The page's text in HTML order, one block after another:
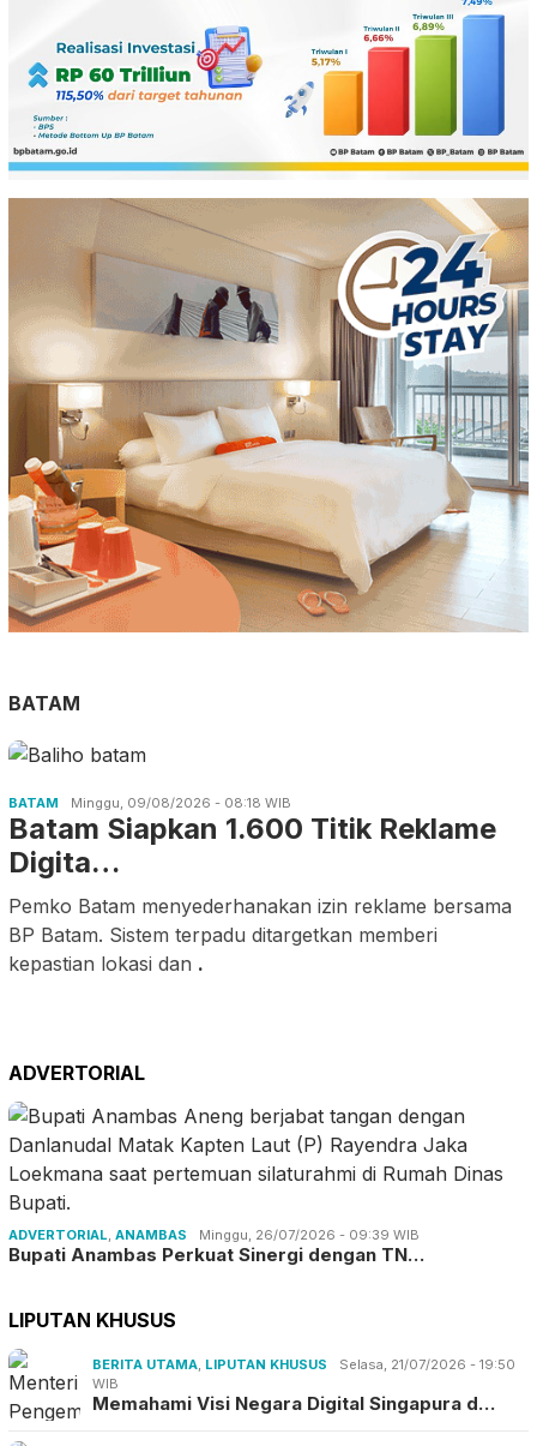
BATAM
BATAM Minggu, 09/08/2026 - 08:18 WIB
Batam Siapkan 1.600 Titik Reklame
Digita…
Pemko Batam menyederhanakan izin reklame bersama
BP Batam. Sistem terpadu ditargetkan memberi
kepastian lokasi dan .
ADVERTORIAL
ADVERTORIAL ANAMBAS Minggu, 26/07/2026 - 09:39 WIB
Bupati Anambas Perkuat Sinergi dengan TN…
LIPUTAN KHUSUS
BERITA UTAMA LIPUTAN KHUSUS
Selasa, 21/07/2026 - 19:50
WIB
Memahami Visi Negara Digital Singapura d…